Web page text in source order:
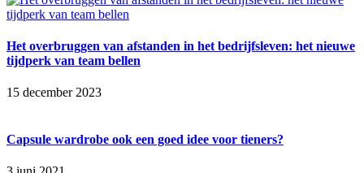
Het overbruggen van afstanden in het bedrijfsleven: het nieuwe
tijdperk van team bellen
15 december 2023
Capsule wardrobe ook een goed idee voor tieners?